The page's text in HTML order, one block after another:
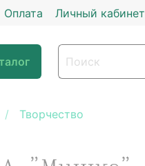
Оплата Личный кабинет
Творчество